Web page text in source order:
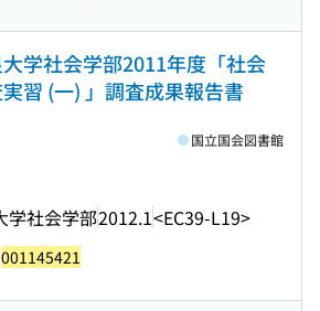
学社会学部2011年度「社会
習 (一) 」調査成果報告書
学社会学部2012.1<EC39-L19>
国立国会図書館
001145421